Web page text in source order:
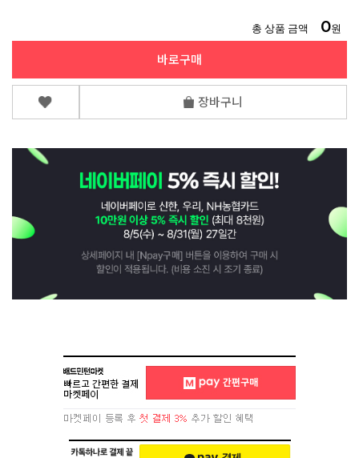
총 상품 금액 0원
바로구매
장바구니